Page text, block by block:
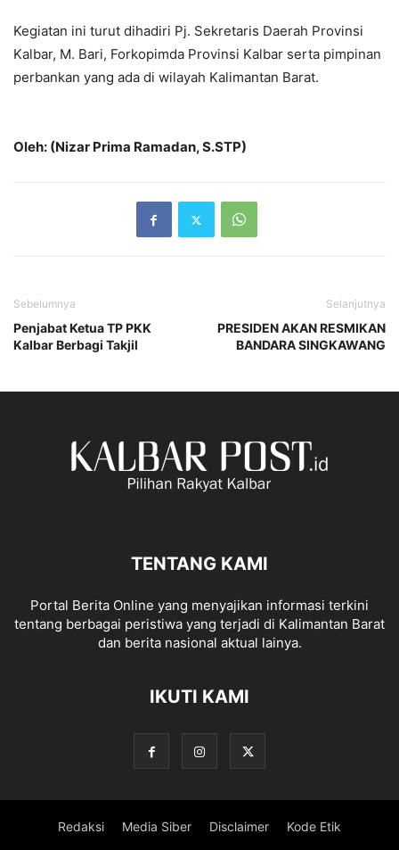
Kegiatan ini turut dihadiri Pj. Sekretaris Daerah Provinsi
Kalbar, M. Bari, Forkopimda Provinsi Kalbar serta pimpinan
perbankan yang ada di wilayah Kalimantan Barat.
Oleh: (Nizar Prima Ramadan, S.STP)
Sebelumnya
Penjabat Ketua TP PKK
Kalbar Berbagi Takjil
Selanjutnya
PRESIDEN AKAN RESMIKAN
BANDARA SINGKAWANG
TENTANG KAMI
Portal Berita Online yang menyajikan informasi terkini
tentang berbagai peristiwa yang terjadi di Kalimantan Barat
dan berita nasional aktual lainya.
IKUTI KAMI
Redaksi Media Siber Disclaimer Kode Etik